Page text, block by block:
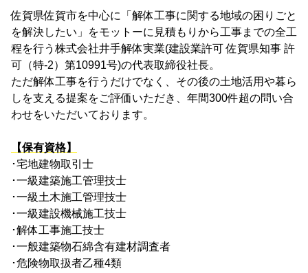
佐賀県佐賀市を中心に「解体工事に関する地域の困りごと
を解決したい」をモットーに見積もりから工事までの全工
程を行う株式会社井手解体実業(建設業許可 佐賀県知事 許
可（特-2）第10991号)の代表取締役社長。
ただ解体工事を行うだけでなく、その後の土地活用や暮ら
しを支える提案をご評価いただき、年間300件超の問い合
わせをいただいております。
【保有資格】
･宅地建物取引士
･一級建築施工管理技士
･一級土木施工管理技士
･一級建設機械施工技士
･解体工事施工技士
･一般建築物石綿含有建材調査者
･危険物取扱者乙種4類